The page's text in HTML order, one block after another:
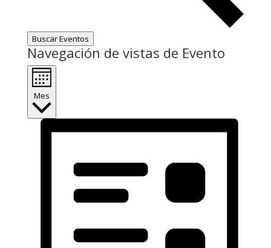
Buscar Eventos
Navegación de vistas de Evento
Mes